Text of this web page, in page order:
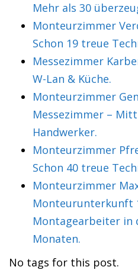
Mehr als 30
Monteurzimmer
Schon 19 treue
Messezimmer
W-Lan & Küche.
Monteurzimmer
Messezimmer –
Handwerker.
Monteurzimmer
Schon 40 treue
Monteurzimmer
Monteurunterkunft
Montagearbeiter in
Monaten.
No tags for this post.